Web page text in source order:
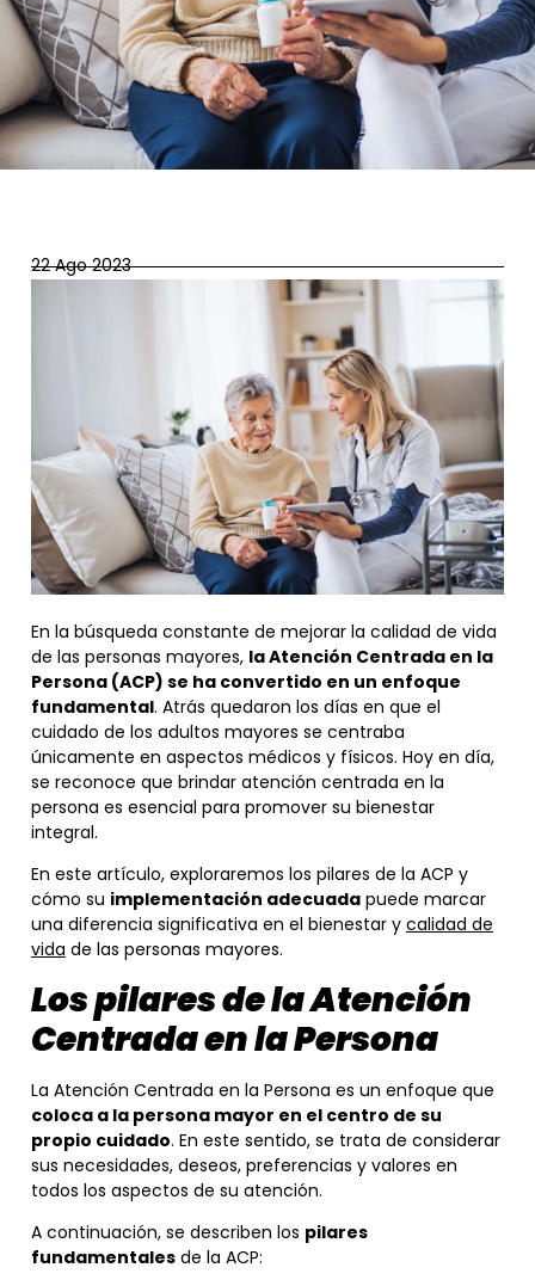
22 Ago 2023
En la búsqueda constante de mejorar la calidad de vida
de las personas mayores, la Atención Centrada en la
Persona (ACP) se ha convertido en un enfoque
fundamental. Atrás quedaron los días en que el
cuidado de los adultos mayores se centraba
únicamente en aspectos médicos y físicos. Hoy en día,
se reconoce que brindar atención centrada en la
persona es esencial para promover su bienestar
integral.
En este artículo, exploraremos los pilares de la ACP y
cómo su implementación adecuada puede marcar
una diferencia significativa en el bienestar y calidad de
vida de las personas mayores.
Los pilares de la Atención
Centrada en la Persona
La Atención Centrada en la Persona es un enfoque que
coloca a la persona mayor en el centro de su
propio cuidado. En este sentido, se trata de considerar
sus necesidades, deseos, preferencias y valores en
todos los aspectos de su atención.
A continuación, se describen los pilares
fundamentales de la ACP: